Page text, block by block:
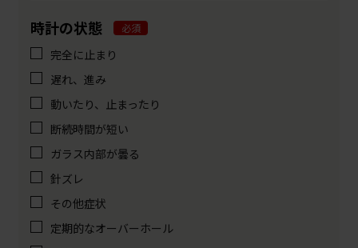
時計の状態 必須
完全に止まり
遅れ、進み
動いたり、止まったり
断続時間が短い
ガラス内部が曇る
針ズレ
その他症状
定期的なオーバーホール